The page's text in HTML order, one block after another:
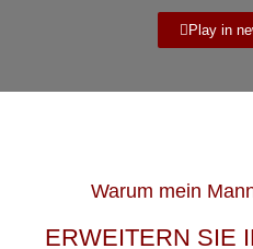
Play in
Warum mein
ERWEITERN SIE